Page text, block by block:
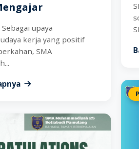
upaya
kerja yang positif
SMA